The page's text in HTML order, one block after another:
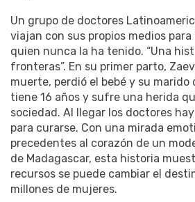
Un grupo de doctores
viajan con sus propios medios para
quien nunca la ha tenido. “Una
fronteras”. En su primer parto,
muerte, perdió el bebé y su marido
tiene 16 años y sufre una herida
sociedad. Al llegar los doctores
para curarse. Con una mirada
precedentes al corazón de un
de Madagascar, esta historia
recursos se puede cambiar el
millones de mujeres.